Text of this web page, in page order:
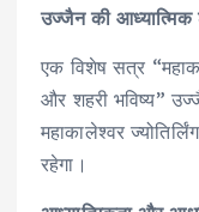
उज्जैन की आध्यात्मिक
एक विशेष सत्र
और शहरी भविष्य”
महाकालेश्वर
रहेगा।